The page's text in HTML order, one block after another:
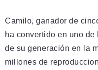
Camilo, ganador de
ha convertido en uno
de su generación en la
millones de